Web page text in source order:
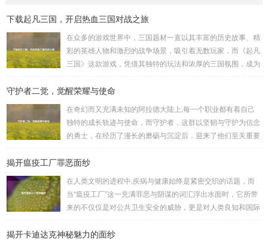
下载起凡三国，开启热血三国对战之旅
在众多的游戏世界中，三国题材一直以其丰富的历史故事、精
彩的英雄人物和激烈的战争场景，吸引着无数玩家，而《起凡
三国》这款游戏，凭借其独特的玩法和浓厚的三国氛围，成为
何进行起凡三国下载,开启一段热血的三国对战之旅。 《起凡
以化身为三国时期的知名将领，如勇猛无双的吕布、足智多谋
的诸葛亮、忠义双全的关羽等，率领自己的军队在战场上冲锋
陷阵、排兵布阵，游戏中的每一场战斗都充满了变...
守护者二觉，觉醒荣耀与使命
在奇幻而又充满未知的阿拉德大陆上,每一个职业都有着自己
独特的成长轨迹与使命，而守护者，这群以坚韧与守护为信念
的勇士，在经历了漫长的磨砺与沉淀后，迎来了他们至关重要
大陆的那一刻起，便肩负着守护的重任，他们身躯魁梧，手持
来自各方的邪恶势力，最初，他们凭借着基础的技能和坚定的
意志，在一次次战斗中积累着经验，不断成长，无论是在阴森
恐怖的地下墓穴，还是在战火纷飞的前线战场，守...
揭开瘟疫工厂罪恶面纱
在人类文明的进程中,疾病与健康始终是紧密交织的话题，而
当“瘟疫工厂”这一充满罪恶与阴谋的词汇浮出水面时，它所带
来的不仅仅是对公共卫生安全的威胁，更是对人类良知和国际
是一些别有用心的势力为了实现其不可告人的目的，秘密设立
揭开卡迪达克神秘魅力的面纱